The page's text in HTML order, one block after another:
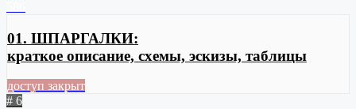
01. ШПАРГАЛКИ:
краткое описание, схемы, эскизы, таблицы
доступ закрыт
# 6